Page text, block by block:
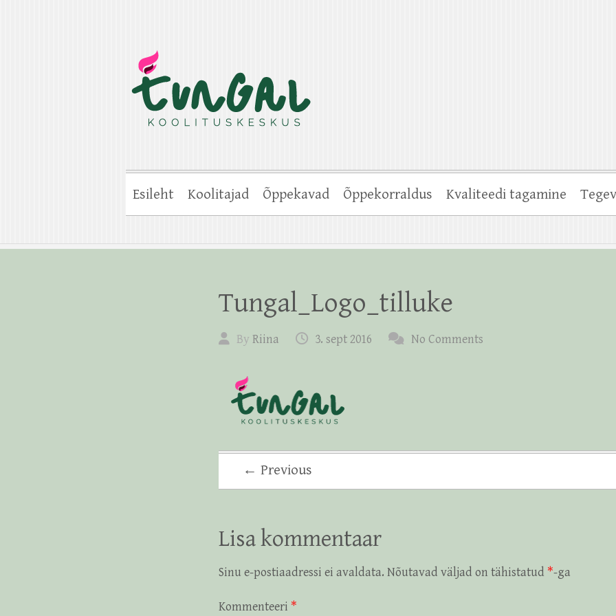
Esileht Koolitajad Õppekavad Õppekorraldus Kvaliteedi tagamine
Tungal_Logo_tilluke
By Riina 3. sept 2016 No Comments
← Previous
Lisa kommentaar
Sinu e-postiaadressi ei avaldata. Nõutavad väljad on tähistatud *-ga
Kommenteeri *